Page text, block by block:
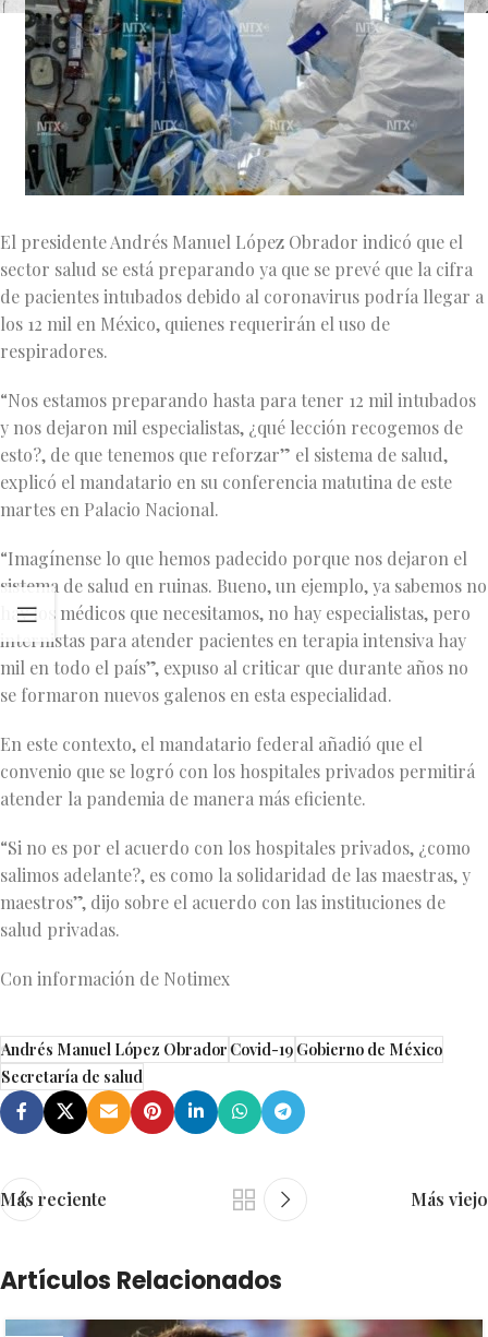
El presidente Andrés Manuel López Obrador indicó que el
sector salud se está preparando ya que se prevé que la cifra
de pacientes intubados debido al coronavirus podría llegar a
los 12 mil en México, quienes requerirán el uso de
respiradores.
“Nos estamos preparando hasta para tener 12 mil intubados
y nos dejaron mil especialistas, ¿qué lección recogemos de
esto?, de que tenemos que reforzar” el sistema de salud,
explicó el mandatario en su conferencia matutina de este
martes en Palacio Nacional.
“Imagínense lo que hemos padecido porque nos dejaron el
sistema de salud en ruinas. Bueno, un ejemplo, ya sabemos no
hay los médicos que necesitamos, no hay especialistas, pero
internistas para atender pacientes en terapia intensiva hay
mil en todo el país”, expuso al criticar que durante años no
se formaron nuevos galenos en esta especialidad.
En este contexto, el mandatario federal añadió que el
convenio que se logró con los hospitales privados permitirá
atender la pandemia de manera más eficiente.
“Si no es por el acuerdo con los hospitales privados, ¿como
salimos adelante?, es como la solidaridad de las maestras, y
maestros”, dijo sobre el acuerdo con las instituciones de
salud privadas.
Con información de Notimex
Andrés Manuel López ObradorCovid-19Gobierno de México
Secretaría de salud
Más reciente Más viejo
Artículos Relacionados